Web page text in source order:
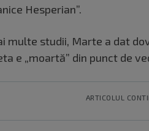
Hesperian”.
multe studii, Marte a dat
e „moartă” din punct de
ARTICOLUL